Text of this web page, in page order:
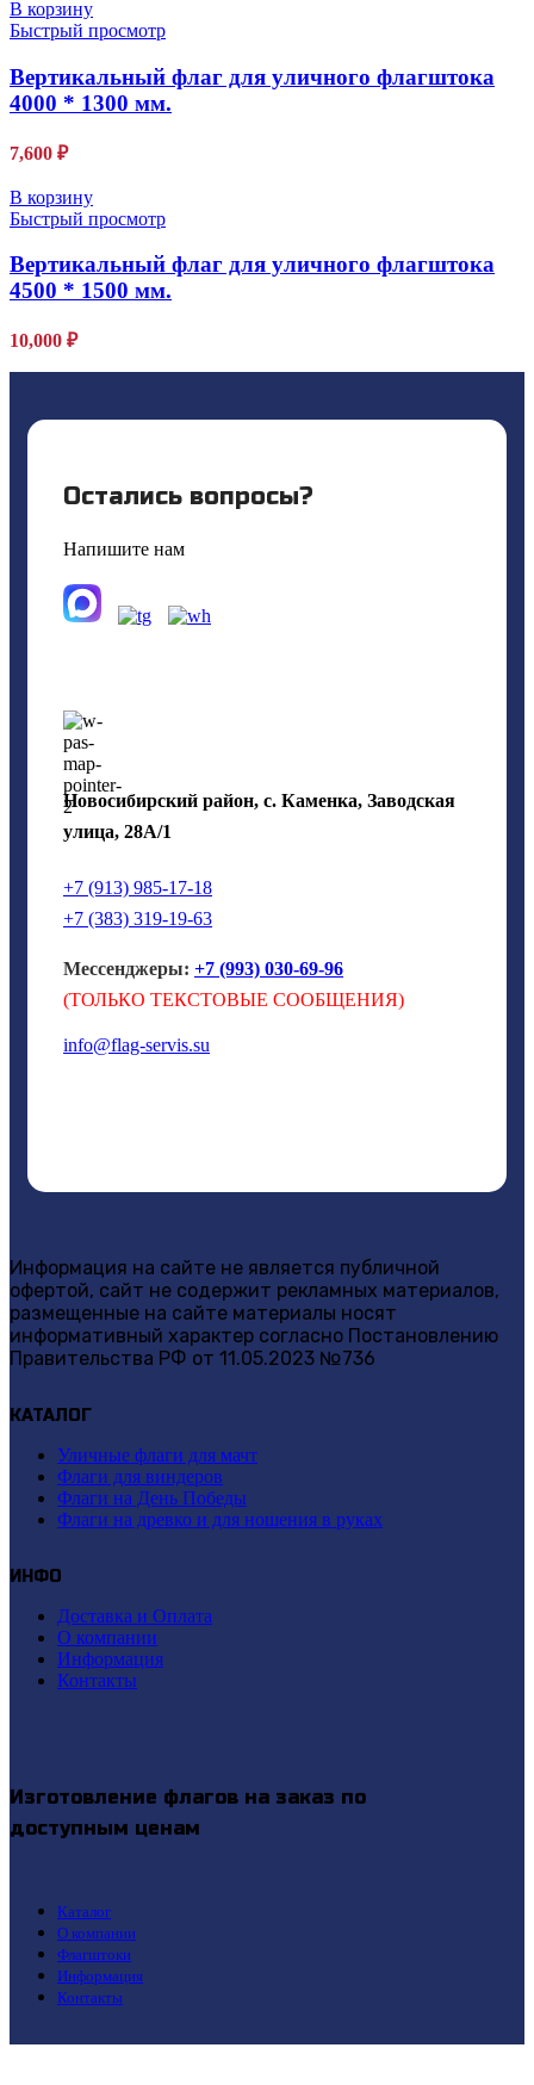
В корзину
Быстрый просмотр
Вертикальный флаг для уличного флагштока
4000 * 1300 мм.
7,600 ₽
В корзину
Быстрый просмотр
Вертикальный флаг для уличного флагштока
4500 * 1500 мм.
10,000 ₽
Остались вопросы?
Напишите нам
Новосибирский район, с. Каменка, Заводская
улица, 28А/1
+7 (913) 985-17-18
+7 (383) 319-19-63
Мессенджеры: +7 (993) 030-69-96
(ТОЛЬКО ТЕКСТОВЫЕ СООБЩЕНИЯ)
info@flag-servis.su
Информация на сайте не является публичной
офертой, сайт не содержит рекламных материалов,
размещенные на сайте материалы носят
информативный характер согласно Постановлению
Правительства РФ от 11.05.2023 №736
КАТАЛОГ
Уличные флаги для мачт
Флаги для виндеров
Флаги на День Победы
Флаги на древко и для ношения в руках
ИНФО
Доставка и Оплата
О компании
Информация
Контакты
Изготовление флагов на заказ по
доступным ценам
Каталог
О компании
Флагштоки
Информация
Контакты